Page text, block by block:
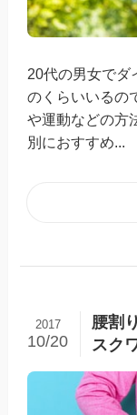
20代の男女でダ
のくらいいるの
や運動などの方
別におすすめ...
腰割
スク
2017
10/20